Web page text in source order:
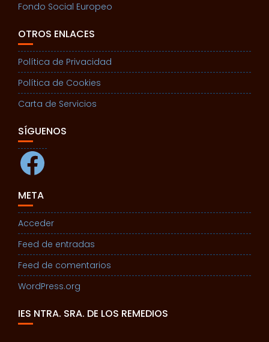
Fondo Social Europeo
OTROS ENLACES
Política de Privacidad
Política de Cookies
Carta de Servicios
SÍGUENOS
Facebook
META
Acceder
Feed de entradas
Feed de comentarios
WordPress.org
IES NTRA. SRA. DE LOS REMEDIOS